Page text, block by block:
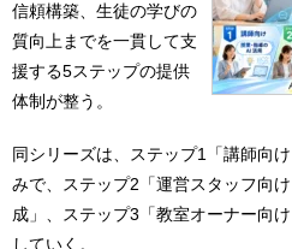
信頼構築、生徒の学びの
質向上までを一貫して支
援する5ステップの提供
体制が整う。
同シリーズは、ステップ1「講師向
みで、ステップ2「運営スタッフ向
成」、ステップ3「教室オーナー向
していく。